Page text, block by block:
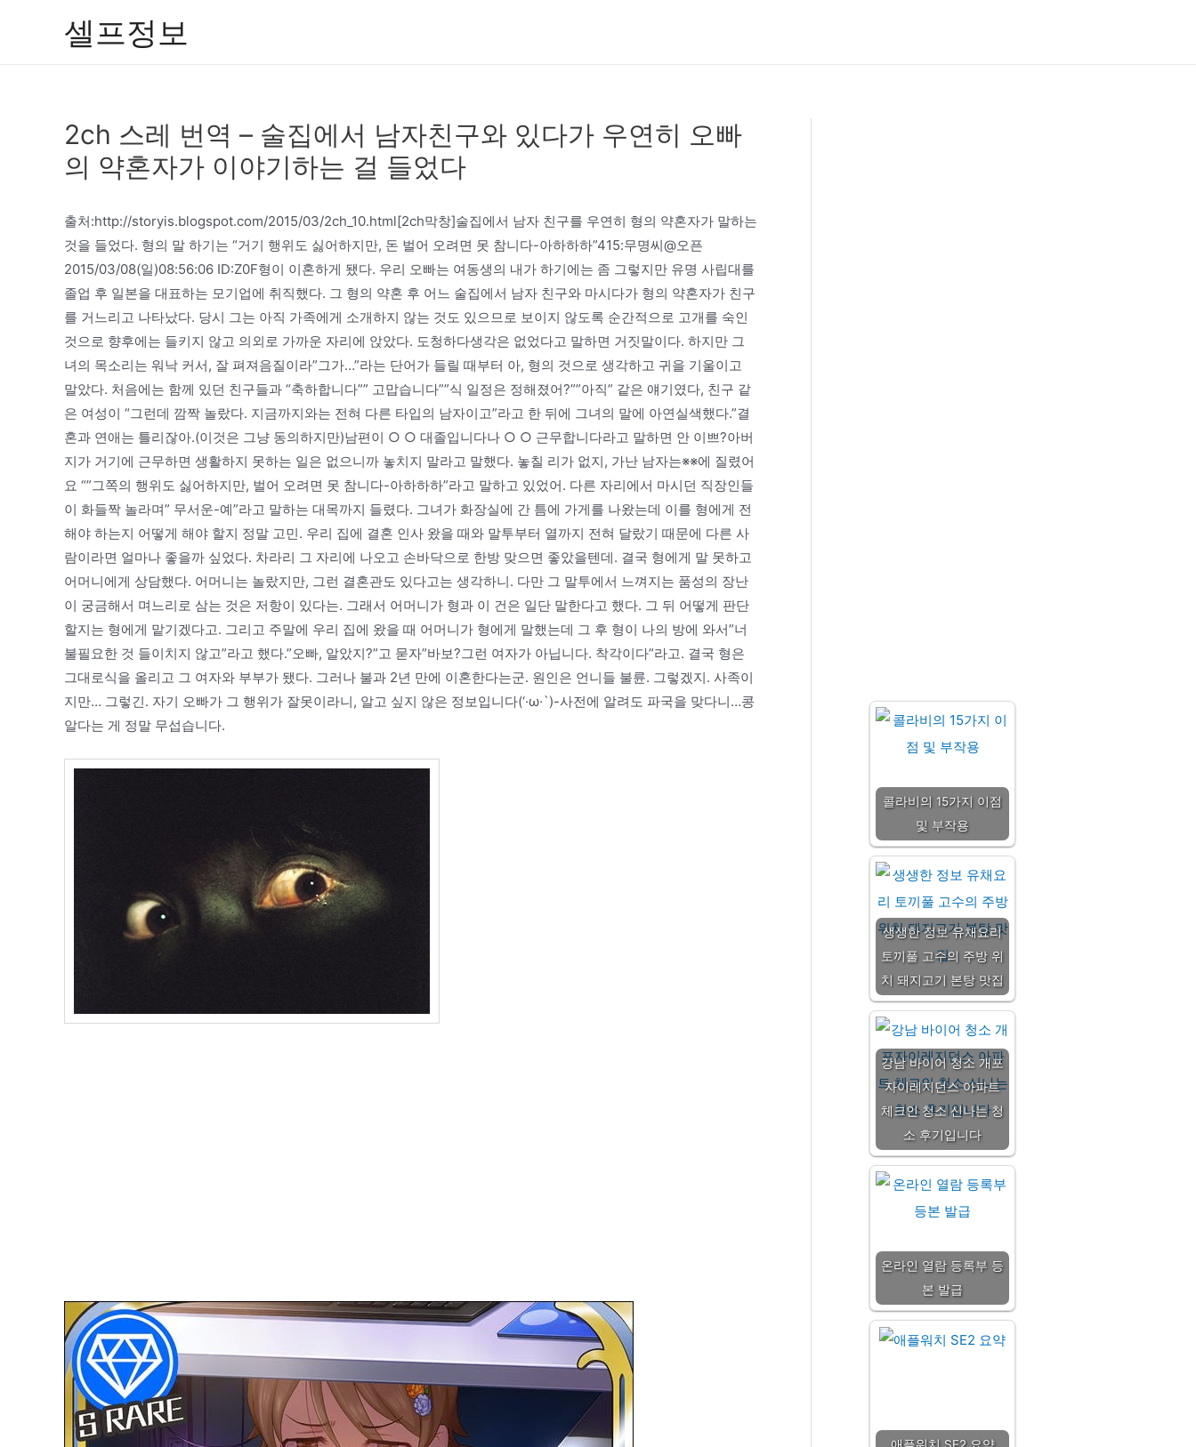
셀프정보
2ch 스레 번역 – 술집에서 남자친구와 있다가 우연히 오빠
의 약혼자가 이야기하는 걸 들었다
출처:http://storyis.blogspot.com/2015/03/2ch_10.html[2ch막창]술집에서 남자 친구를 우연히 형의 약혼자가 말하는
것을 들었다. 형의 말 하기는 “거기 행위도 싫어하지만, 돈 벌어 오려면 못 참니다-아하하하”415:무명씨@오픈
2015/03/08(일)08:56:06 ID:Z0F형이 이혼하게 됐다. 우리 오빠는 여동생의 내가 하기에는 좀 그렇지만 유명 사립대를
졸업 후 일본을 대표하는 모기업에 취직했다. 그 형의 약혼 후 어느 술집에서 남자 친구와 마시다가 형의 약혼자가 친구
를 거느리고 나타났다. 당시 그는 아직 가족에게 소개하지 않는 것도 있으므로 보이지 않도록 순간적으로 고개를 숙인
것으로 향후에는 들키지 않고 의외로 가까운 자리에 앉았다. 도청하다생각은 없었다고 말하면 거짓말이다. 하지만 그
녀의 목소리는 워낙 커서, 잘 펴져음질이라”그가…”라는 단어가 들릴 때부터 아, 형의 것으로 생각하고 귀을 기울이고
말았다. 처음에는 함께 있던 친구들과 “축하합니다”” 고맙습니다””식 일정은 정해졌어?””아직” 같은 얘기였다, 친구 같
은 여성이 “그런데 깜짝 놀랐다. 지금까지와는 전혀 다른 타입의 남자이고”라고 한 뒤에 그녀의 말에 아연실색했다.”결
혼과 연애는 틀리잖아.(이것은 그냥 동의하지만)남편이 ○ ○ 대졸입니다나 ○ ○ 근무합니다라고 말하면 안 이쁘?아버
지가 거기에 근무하면 생활하지 못하는 일은 없으니까 놓치지 말라고 말했다. 놓칠 리가 없지, 가난 남자는※※에 질렸어
요 “”그쪽의 행위도 싫어하지만, 벌어 오려면 못 참니다-아하하하”라고 말하고 있었어. 다른 자리에서 마시던 직장인들
이 화들짝 놀라며” 무서운-예”라고 말하는 대목까지 들렸다. 그녀가 화장실에 간 틈에 가게를 나왔는데 이를 형에게 전
해야 하는지 어떻게 해야 할지 정말 고민. 우리 집에 결혼 인사 왔을 때와 말투부터 열까지 전혀 달랐기 때문에 다른 사
람이라면 얼마나 좋을까 싶었다. 차라리 그 자리에 나오고 손바닥으로 한방 맞으면 좋았을텐데. 결국 형에게 말 못하고
어머니에게 상담했다. 어머니는 놀랐지만, 그런 결혼관도 있다고는 생각하니. 다만 그 말투에서 느껴지는 품성의 장난
이 궁금해서 며느리로 삼는 것은 저항이 있다는. 그래서 어머니가 형과 이 건은 일단 말한다고 했다. 그 뒤 어떻게 판단
할지는 형에게 맡기겠다고. 그리고 주말에 우리 집에 왔을 때 어머니가 형에게 말했는데 그 후 형이 나의 방에 와서”너
불필요한 것 들이치지 않고”라고 했다.”오빠, 알았지?”고 묻자”바보?그런 여자가 아닙니다. 착각이다”라고. 결국 형은
그대로식을 올리고 그 여자와 부부가 됐다. 그러나 불과 2년 만에 이혼한다는군. 원인은 언니들 불륜. 그렇겠지. 사족이
지만… 그렇긴. 자기 오빠가 그 행위가 잘못이라니, 알고 싶지 않은 정보입니다(‘·ω·`)-사전에 알려도 파국을 맞다니…콩
알다는 게 정말 무섭습니다.
콜라비의 15가지 이점
및 부작용
생생한 정보 유채요리
토끼풀 고수의 주방 위
치 돼지고기 본탕 맛집
강남 바이어 청소 개포
자이레지던스 아파트
체크인 청소 신나는 청
소 후기입니다
온라인 열람 등록부 등
본 발급